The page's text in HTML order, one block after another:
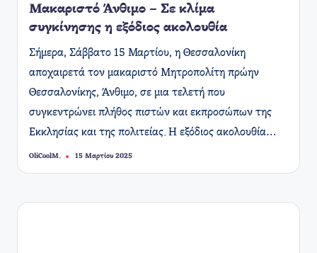
Μακαριστό Άνθιμο – Σε κλίμα
συγκίνησης η εξόδιος ακολουθία
​Σήμερα, Σάββατο 15 Μαρτίου, η Θεσσαλονίκη
αποχαιρετά τον μακαριστό Μητροπολίτη πρώην
Θεσσαλονίκης, Άνθιμο, σε μια τελετή που
συγκεντρώνει πλήθος πιστών και εκπροσώπων της
Εκκλησίας και της πολιτείας. Η εξόδιος ακολουθία…
Συγγραφέας:
OliCoolM. 15 Μαρτίου 2025